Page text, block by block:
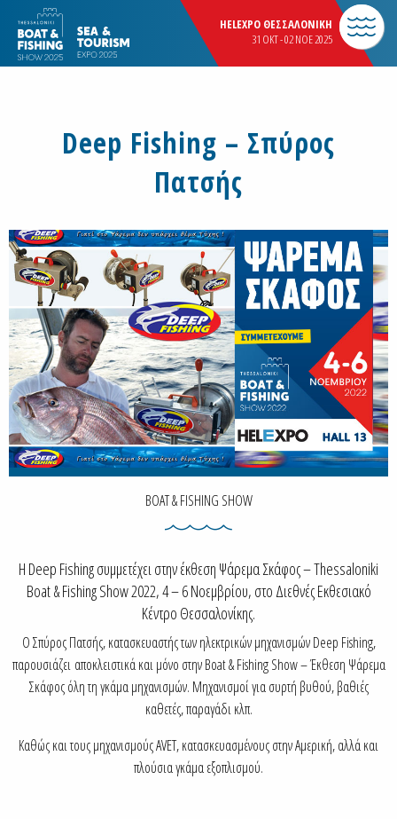
HELEXPO ΘΕΣΣΑΛΟΝΙΚΗ
31 OKT - 02 NOE 2025
Deep Fishing – Σπύρος
Πατσής
BOAT & FISHING SHOW
Η Deep Fishing συμμετέχει στην έκθεση Ψάρεμα Σκάφος – Thessaloniki
Boat & Fishing Show 2022, 4 – 6 Νοεμβρίου, στο Διεθνές Εκθεσιακό
Κέντρο Θεσσαλονίκης.
Ο Σπύρος Πατσής, κατασκευαστής των ηλεκτρικών μηχανισμών Deep Fishing,
παρουσιάζει αποκλειστικά και μόνο στην Boat & Fishing Show – Έκθεση Ψάρεμα
Σκάφος όλη τη γκάμα μηχανισμών. Μηχανισμοί για συρτή βυθού, βαθιές
καθετές, παραγάδι κλπ.
Καθώς και τους μηχανισμούς AVET, κατασκευασμένους στην Αμερική, αλλά και
πλούσια γκάμα εξοπλισμού.